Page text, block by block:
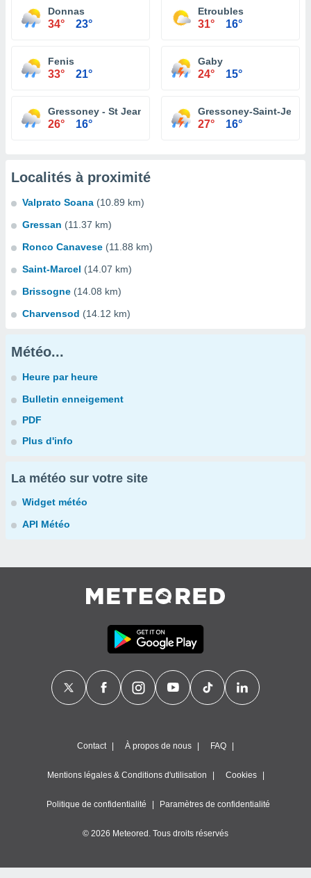
Donnas
34° 23°
Etroubles
31° 16°
Fenis
33° 21°
Gaby
24° 15°
Gressoney - St Jean
26° 16°
Gressoney-Saint-Jean
27° 16°
Localités à proximité
Valprato Soana (10.89 km)
Gressan (11.37 km)
Ronco Canavese (11.88 km)
Saint-Marcel (14.07 km)
Brissogne (14.08 km)
Charvensod (14.12 km)
Météo...
Heure par heure
Bulletin enneigement
PDF
Plus d'info
La météo sur votre site
Widget météo
API Météo
Contact À propos de nous FAQ
Mentions légales & Conditions d'utilisation Cookies
Politique de confidentialité Paramètres de confidentialité
© 2026 Meteored. Tous droits réservés